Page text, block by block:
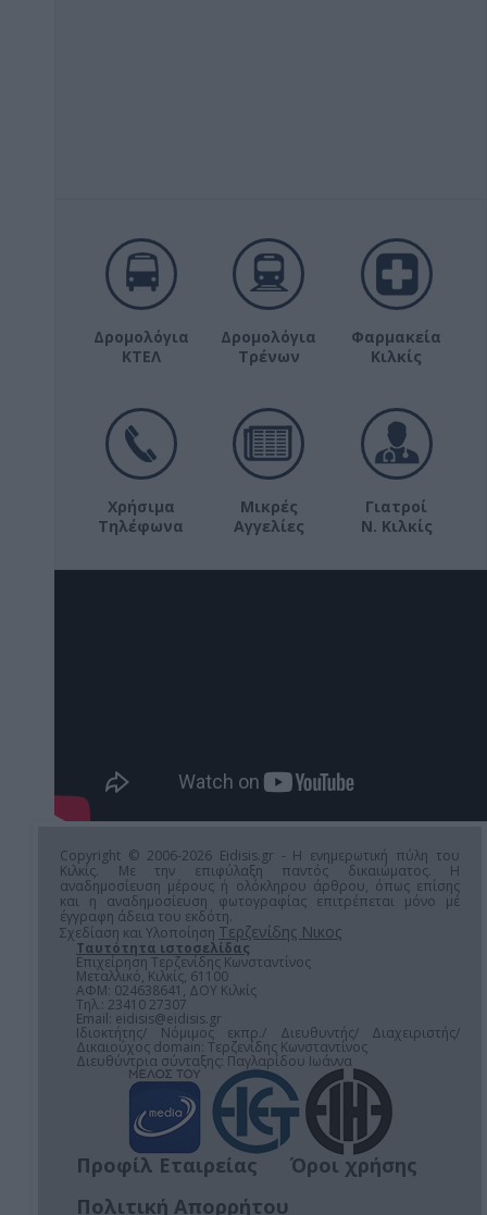
Δρομολόγια
ΚΤΕΛ
Δρομολόγια
Τρένων
Φαρμακεία
Κιλκίς
Χρήσιμα
Τηλέφωνα
Μικρές
Αγγελίες
Γιατροί
Ν. Κιλκίς
Copyright © 2006-2026 Eidisis.gr - Η ενημερωτική πύλη του
Κιλκίς. Με την επιφύλαξη παντός δικαιώματος. Η
αναδημοσίευση μέρους ή ολόκληρου άρθρου, όπως επίσης
και η αναδημοσίευση φωτογραφίας επιτρέπεται μόνο μέ
έγγραφη άδεια του εκδότη.
Σχεδίαση και Υλοποίηση Τερζενίδης Νικος
Ταυτότητα ιστοσελίδας
Επιχείρηση Τερζενίδης Κωνσταντίνος
Μεταλλικό, Κιλκίς, 61100
ΑΦΜ: 024638641, ΔΟΥ Κιλκίς
Τηλ.: 23410 27307
Email: eidisis@eidisis.gr
Ιδιοκτήτης/ Νόμιμος εκπρ./ Διευθυντής/ Διαχειριστής/
Δικαιούχος domain: Τερζενίδης Κωνσταντίνος
Διευθύντρια σύνταξης: Παγλαρίδου Ιωάννα
Προφίλ Εταιρείας
Όροι χρήσης
Πολιτική Απορρήτου